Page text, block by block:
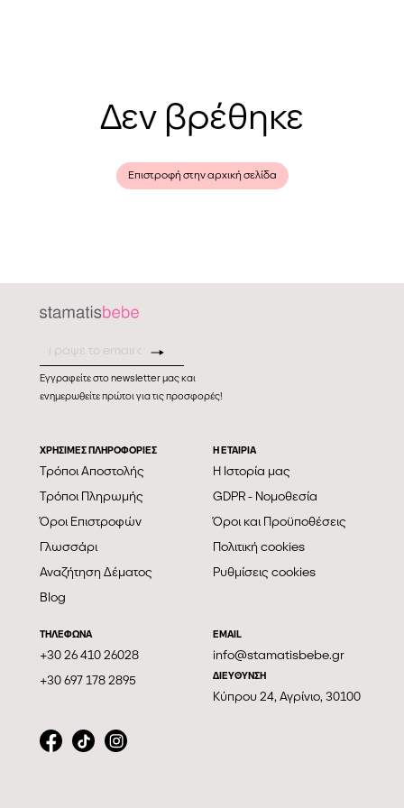
Δεν βρέθηκε
Επιστροφή στην αρχική σελίδα
Εγγραφείτε στο newsletter μας και
ενημερωθείτε πρώτοι για τις προσφορές!
ΧΡΗΣΙΜΕΣ ΠΛΗΡΟΦΟΡΙΕΣ
Τρόποι Αποστολής
Τρόποι Πληρωμής
Όροι Επιστροφών
Γλωσσάρι
Αναζήτηση Δέματος
Blog
Η ΕΤΑΙΡΊΑ
Η Ιστορία μας
GDPR - Νομοθεσία
Όροι και Προϋποθέσεις
Πολιτική cookies
Ρυθμίσεις cookies
ΤΗΛΕΦΩΝΑ
+30 26 410 26028
+30 697 178 2895
EMAIL
info@stamatisbebe.gr
ΔΙΕΥΘΥΝΣΗ
Κύπρου 24, Αγρίνιο, 30100